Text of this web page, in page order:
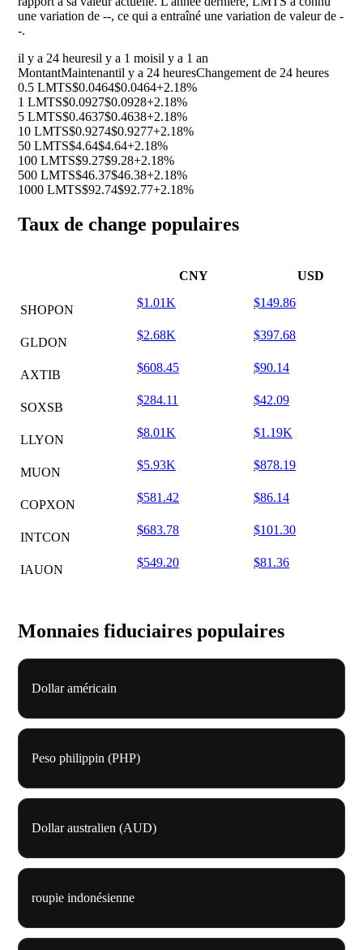
une variation de --, ce qui a entraîné une variation de valeur de -
-.
il y a 24 heuresil y a 1 moisil y a 1 an
MontantMaintenantil y a 24 heuresChangement de 24 heures
0.5 LMTS$0.0464$0.0464+2.18%
1 LMTS$0.0927$0.0928+2.18%
5 LMTS$0.4637$0.4638+2.18%
10 LMTS$0.9274$0.9277+2.18%
50 LMTS$4.64$4.64+2.18%
100 LMTS$9.27$9.28+2.18%
500 LMTS$46.37$46.38+2.18%
1000 LMTS$92.74$92.77+2.18%
Taux de change populaires
CNY USD
SHOPON
$1.01K $149.86
GLDON
$2.68K $397.68
AXTIB
$608.45 $90.14
SOXSB
$284.11 $42.09
LLYON
$8.01K $1.19K
MUON
$5.93K $878.19
COPXON
$581.42 $86.14
INTCON
$683.78 $101.30
IAUON
$549.20 $81.36
Monnaies fiduciaires populaires
Dollar américain
Peso philippin (PHP)
Dollar australien (AUD)
roupie indonésienne